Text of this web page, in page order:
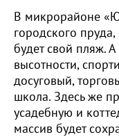
В микрорайоне
городского
будет свой пляж.
высотности,
досуговый,
школа. Здесь же
усадебную и
массив будет